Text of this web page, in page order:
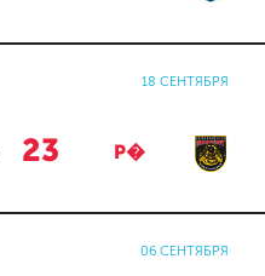
18 СЕНТЯБРЯ
23 Р�
06 СЕНТЯБРЯ